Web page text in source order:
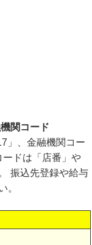
関コード
」、金融機関コー
ードは「店番」や
振込先登録や給与
。